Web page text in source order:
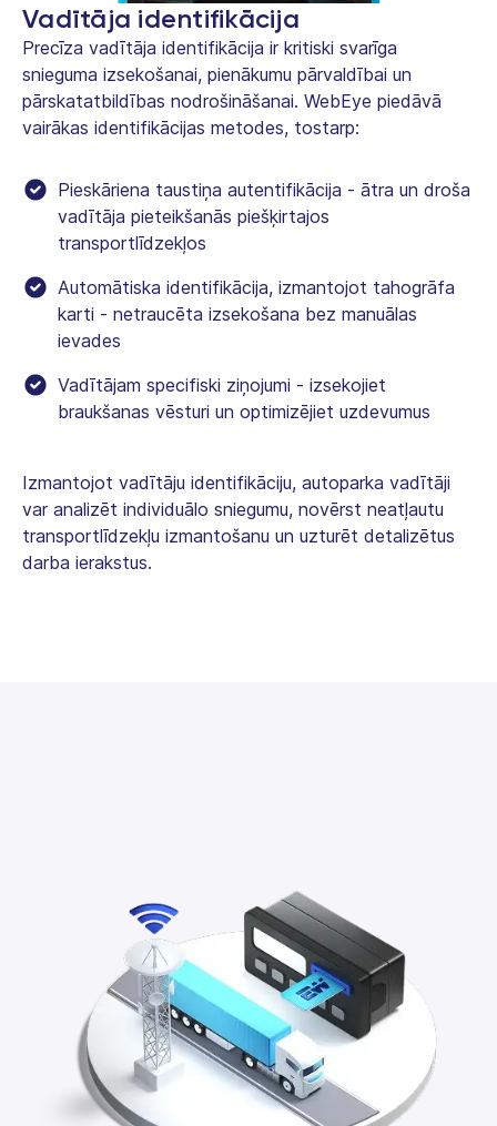
Vadītāja identifikācija
Precīza vadītāja identifikācija ir kritiski svarīga
snieguma izsekošanai, pienākumu pārvaldībai un
pārskatatbildības nodrošināšanai. WebEye piedāvā
vairākas identifikācijas metodes, tostarp:
Pieskāriena taustiņa autentifikācija - ātra un droša
vadītāja pieteikšanās piešķirtajos
transportlīdzekļos
Automātiska identifikācija, izmantojot tahogrāfa
karti - netraucēta izsekošana bez manuālas
ievades
Vadītājam specifiski ziņojumi - izsekojiet
braukšanas vēsturi un optimizējiet uzdevumus
Izmantojot vadītāju identifikāciju, autoparka vadītāji
var analizēt individuālo sniegumu, novērst neatļautu
transportlīdzekļu izmantošanu un uzturēt detalizētus
darba ierakstus.